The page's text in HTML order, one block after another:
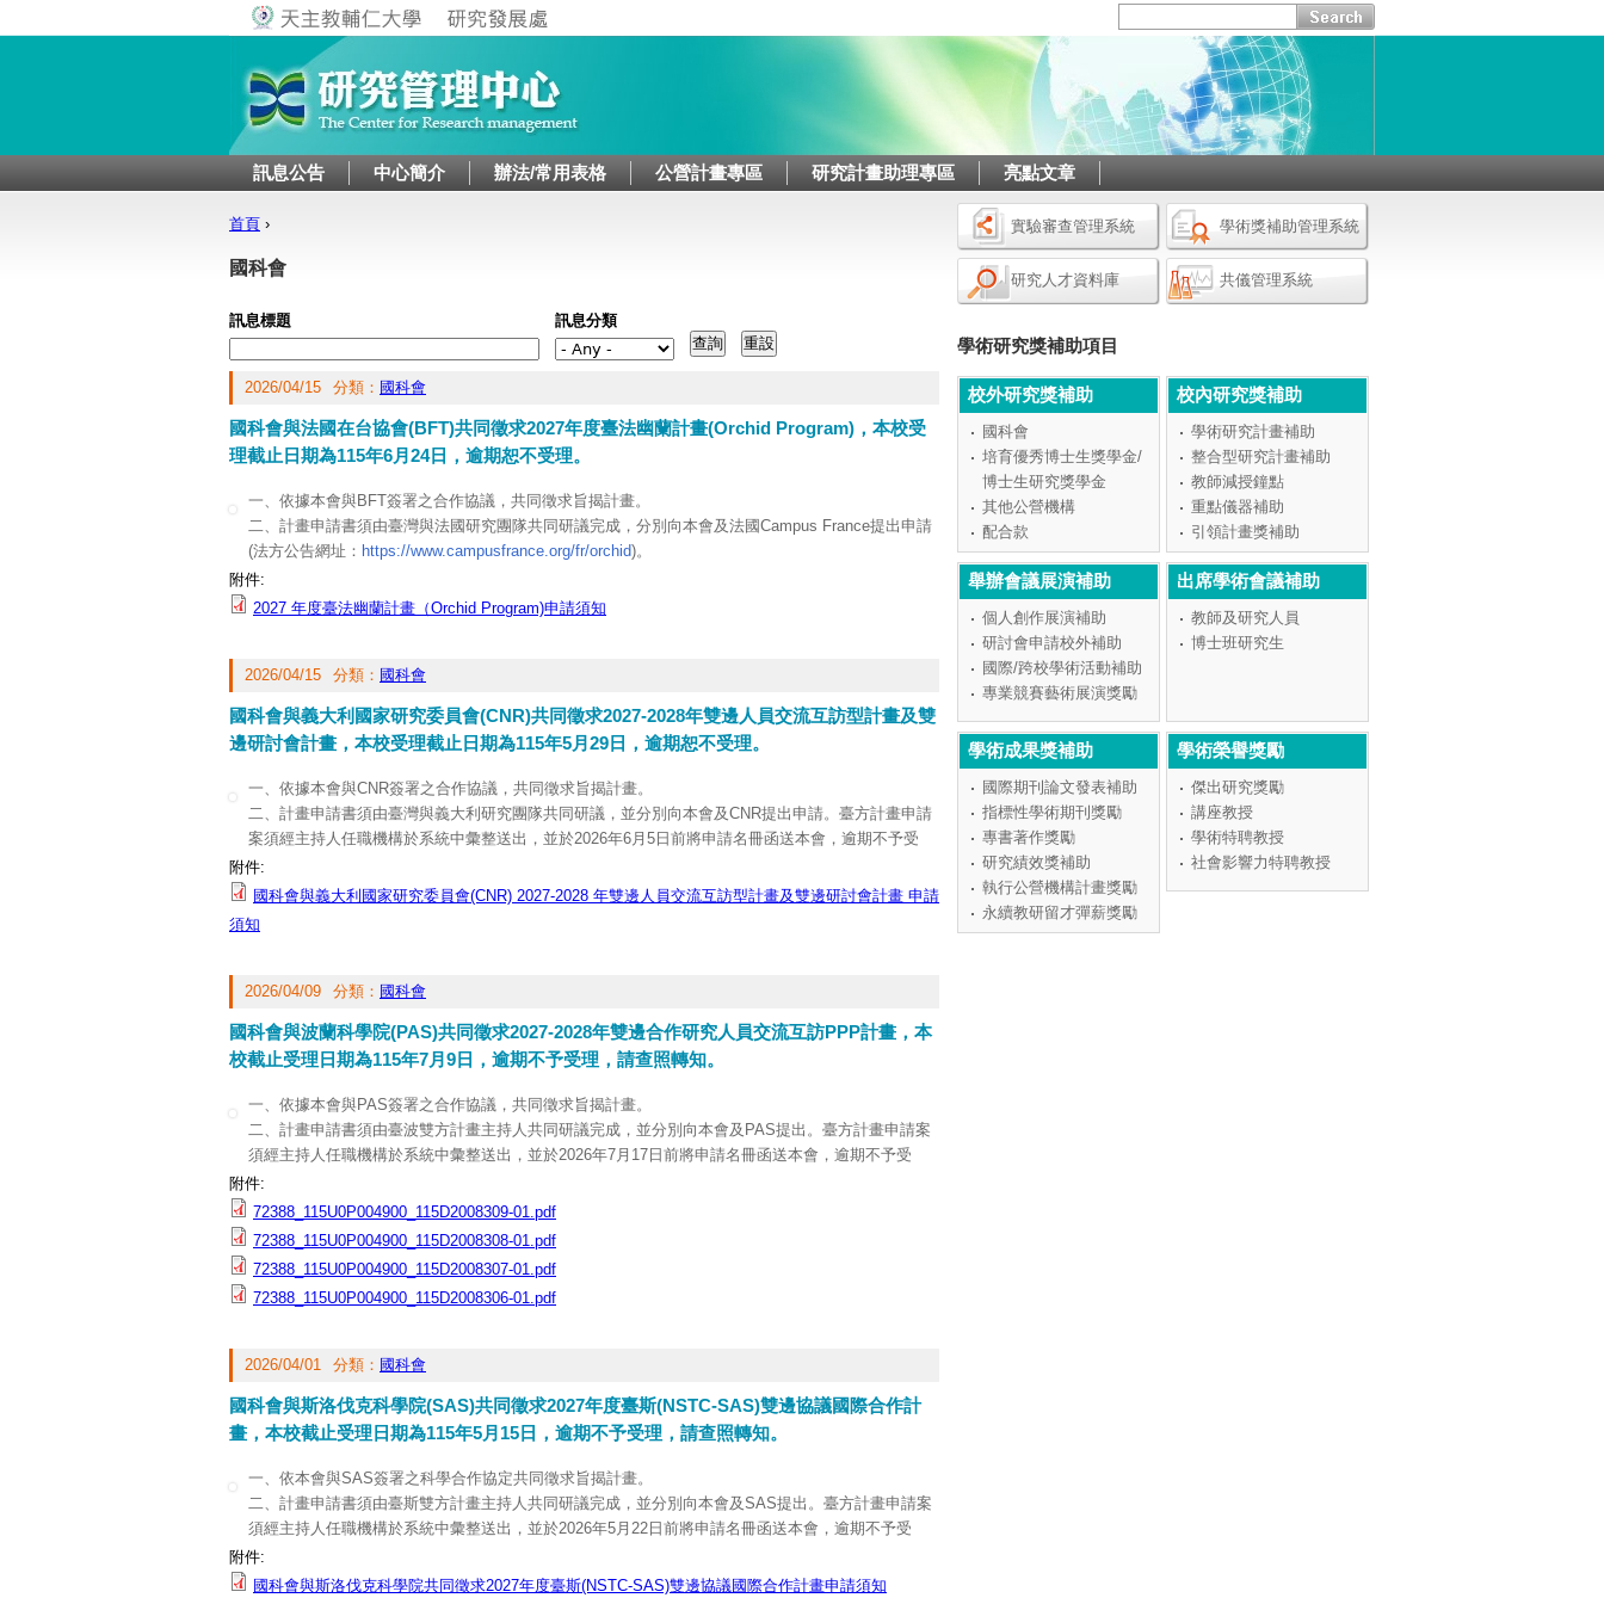
訊息公告 中心簡介 辦法/常用表格 公營計畫專區 研究計畫助理專區 亮點文章
實驗審查管理系統 學術獎補助管理系統
研究人才資料庫 共儀管理系統
學術研究獎補助項目
校外研究獎補助
國科會
培育優秀博士生獎學金/
博士生研究獎學金
其他公營機構
配合款
校內研究獎補助
學術研究計畫補助
整合型研究計畫補助
教師減授鐘點
重點儀器補助
引領計畫獎補助
舉辦會議展演補助
個人創作展演補助
研討會申請校外補助
國際/跨校學術活動補助
專業競賽藝術展演獎勵
出席學術會議補助
教師及研究人員
博士班研究生
學術成果獎補助
國際期刊論文發表補助
指標性學術期刊獎勵
專書著作獎勵
研究績效獎補助
執行公營機構計畫獎勵
永續教研留才彈薪獎勵
學術榮譽獎勵
傑出研究獎勵
講座教授
學術特聘教授
社會影響力特聘教授
您在這裡
首頁 ›
國科會
訊息標題 訊息分類
2026/04/15 分類： 國科會
國科會與法國在台協會(BFT)共同徵求2027年度臺法幽蘭計畫(Orchid Program)，本校受
理截止日期為115年6月24日，逾期恕不受理。
一、依據本會與BFT簽署之合作協議，共同徵求旨揭計畫。
二、計畫申請書須由臺灣與法國研究團隊共同研議完成，分別向本會及法國Campus France提出申請
(法方公告網址： https://www.campusfrance.org/fr/orchid)。
三、臺方計畫申請案須經主持人任職機構於系統中彙整送出，並於2026年7月1日前將申請名冊函送本
會，逾期不予受理。
附件:
2027 年度臺法幽蘭計畫（Orchid Program)申請須知
2026/04/15 分類： 國科會
國科會與義大利國家研究委員會(CNR)共同徵求2027-2028年雙邊人員交流互訪型計畫及雙
邊研討會計畫，本校受理截止日期為115年5月29日，逾期恕不受理。
一、依據本會與CNR簽署之合作協議，共同徵求旨揭計畫。
二、計畫申請書須由臺灣與義大利研究團隊共同研議，並分別向本會及CNR提出申請。臺方計畫申請
案須經主持人任職機構於系統中彙整送出，並於2026年6月5日前將申請名冊函送本會，逾期不予受
理。
三、獲選計畫預訂自2027年1月1日開始執行，未獲補助案件恕不受理申覆。
四、檢送計畫徵件申請須知1份，相關資訊亦已公告於本會網站。
附件:
國科會與義大利國家研究委員會(CNR) 2027-2028 年雙邊人員交流互訪型計畫及雙邊研討會計畫 申請
須知
2026/04/09 分類： 國科會
國科會與波蘭科學院(PAS)共同徵求2027-2028年雙邊合作研究人員交流互訪PPP計畫，本
校截止受理日期為115年7月9日，逾期不予受理，請查照轉知。
一、依據本會與PAS簽署之合作協議，共同徵求旨揭計畫。
二、計畫申請書須由臺波雙方計畫主持人共同研議完成，並分別向本會及PAS提出。臺方計畫申請案
須經主持人任職機構於系統中彙整送出，並於2026年7月17日前將申請名冊函送本會，逾期不予受
理。
三、獲選計畫預訂自2027年1月1日開始執行，為期2年。未獲補助案件恕不受理申覆。
檢送計畫徵件申請須知1份，相關資訊亦已公告於本會網站。
附件:
72388_115U0P004900_115D2008309-01.pdf
72388_115U0P004900_115D2008308-01.pdf
72388_115U0P004900_115D2008307-01.pdf
72388_115U0P004900_115D2008306-01.pdf
2026/04/01 分類： 國科會
國科會與斯洛伐克科學院(SAS)共同徵求2027年度臺斯(NSTC-SAS)雙邊協議國際合作計
畫，本校截止受理日期為115年5月15日，逾期不予受理，請查照轉知。
一、依本會與SAS簽署之科學合作協定共同徵求旨揭計畫。
二、計畫申請書須由臺斯雙方計畫主持人共同研議完成，並分別向本會及SAS提出。臺方計畫申請案
須經主持人任職機構於系統中彙整送出，並於2026年5月22日前將申請名冊函送本會，逾期不予受
理。
三、獲選計畫預訂自2027年1月1日開始執行，為期1至3年，我方以雙邊協議擴充加值型(add-on)方式
附件:
國科會與斯洛伐克科學院共同徵求2027年度臺斯(NSTC-SAS)雙邊協議國際合作計畫申請須知